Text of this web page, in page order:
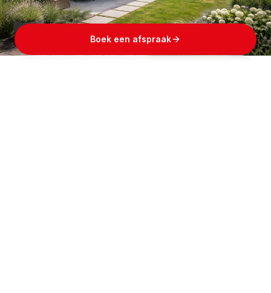
Boek een afspraak